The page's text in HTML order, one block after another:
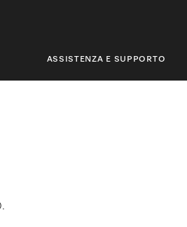
ASSISTENZA E SUPPORTO